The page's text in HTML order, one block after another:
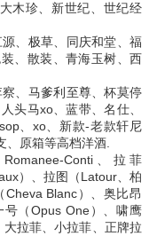
木珍、新世纪、世纪经
、极草、同庆和堂、福
、散装、青海玉树、西
、马爹利至尊、杯莫停
头马xo、蓝带、名仕、
、xo、新款-老款轩尼
、原箱等高档洋酒.
Conti、拉菲
）、拉图（Latour、柏
Blanc）、奥比昂
号（Opus One）、啸鹰
大拉菲、小拉菲、正牌拉